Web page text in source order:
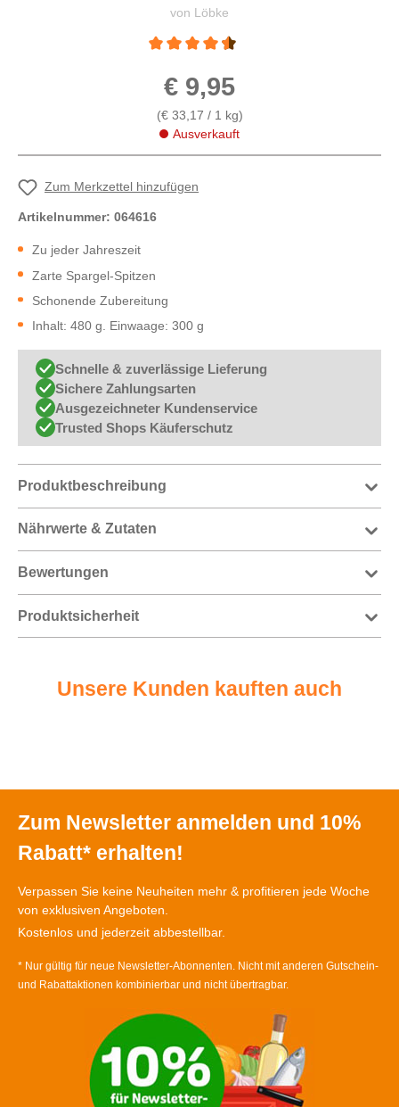
von Löbke
€ 9,95
(€ 33,17 / 1 kg)
Ausverkauft
Zum Merkzettel hinzufügen
Artikelnummer: 064616
Zu jeder Jahreszeit
Zarte Spargel-Spitzen
Schonende Zubereitung
Inhalt: 480 g. Einwaage: 300 g
Schnelle & zuverlässige Lieferung
Sichere Zahlungsarten
Ausgezeichneter Kundenservice
Trusted Shops Käuferschutz
Produktbeschreibung
Nährwerte & Zutaten
Bewertungen
Produktsicherheit
Unsere Kunden kauften auch
Zum Newsletter anmelden und 10%
Rabatt* erhalten!
Verpassen Sie keine Neuheiten mehr & profitieren jede Woche
von exklusiven Angeboten.
Kostenlos und jederzeit abbestellbar.
* Nur gültig für neue Newsletter-Abonnenten. Nicht mit anderen Gutschein-
und Rabattaktionen kombinierbar und nicht übertragbar.